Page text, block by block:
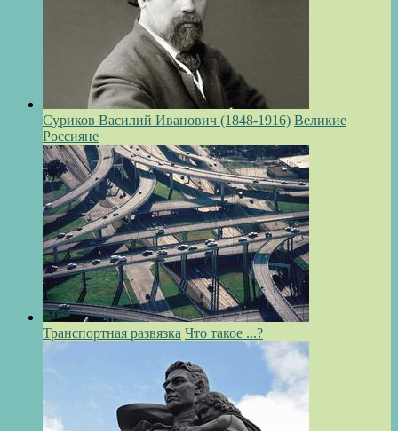
Суриков Василий Иванович (1848-1916) Великие
Россияне
Транспортная развязка Что такое ...?